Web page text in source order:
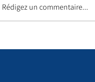
Rédigez un commentaire...